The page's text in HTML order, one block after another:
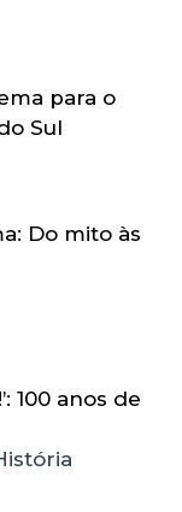
para o
Sul
Do mito às
100 anos de